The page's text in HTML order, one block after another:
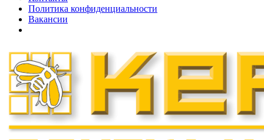
Политика конфиденциальности
Вакансии